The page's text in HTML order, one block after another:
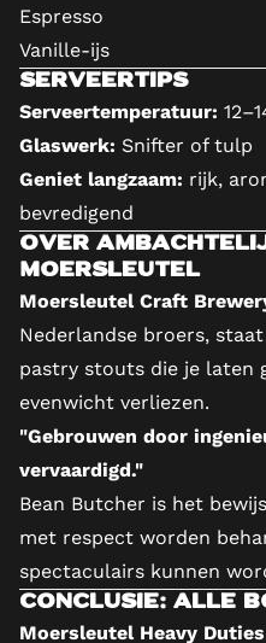
Espresso
Vanille-ijs
Serveertips
Serveertemperatuur:
Glaswerk: Snifter of tulp
Geniet langzaam: rijk,
bevredigend
Over
Moersleutel
Moersleutel Craft
Nederlandse broers,
pastry stouts die je laten
evenwicht verliezen.
"Gebrouwen door
vervaardigd."
Bean Butcher is het
met respect worden
spectaculairs kunnen
Conclusie: Alle
Moersleutel Heavy